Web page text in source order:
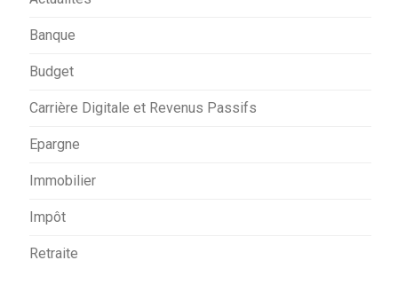
Banque
Budget
Carrière Digitale et Revenus Passifs
Epargne
Immobilier
Impôt
Retraite